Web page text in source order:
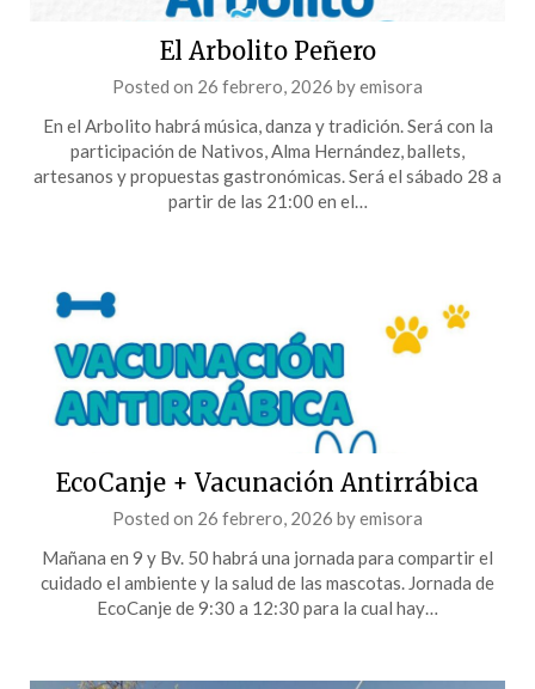
El Arbolito Peñero
Posted on 26 febrero, 2026 byemisora
En el Arbolito habrá música, danza y tradición. Será con la
participación de Nativos, Alma Hernández, ballets,
artesanos y propuestas gastronómicas. Será el sábado 28 a
partir de las 21:00 en el…
EcoCanje + Vacunación Antirrábica
Posted on 26 febrero, 2026 byemisora
Mañana en 9 y Bv. 50 habrá una jornada para compartir el
cuidado el ambiente y la salud de las mascotas. Jornada de
EcoCanje de 9:30 a 12:30 para la cual hay…